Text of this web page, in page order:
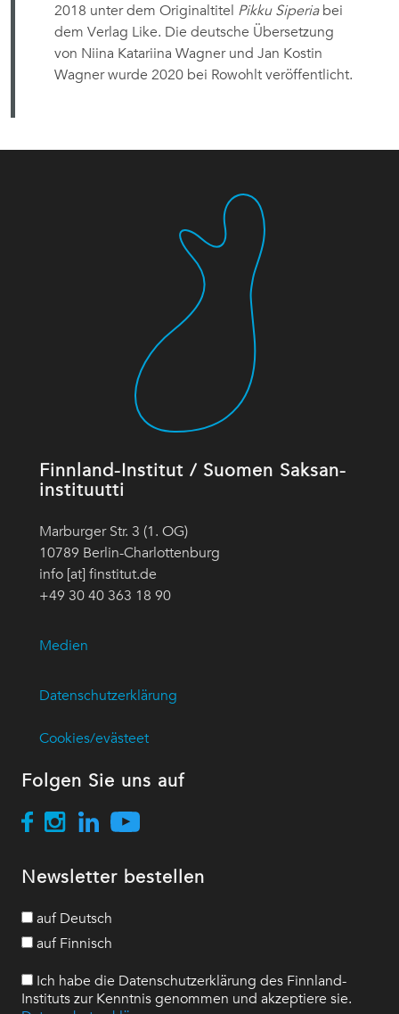
2018 unter dem Originaltitel Pikku Siperiabei
dem Verlag Like. Die deutsche Übersetzung
von Niina Katariina Wagner und Jan Kostin
Wagner wurde 2020 bei Rowohlt veröffentlicht.
Finnland-Institut / Suomen Saksan-
instituutti
Marburger Str. 3 (1. OG)
10789 Berlin-Charlottenburg
info [at] finstitut.de
+49 30 40 363 18 90
Medien
Datenschutzerklärung
Cookies/evästeet
Folgen Sie uns auf
Newsletter bestellen
auf Deutsch
auf Finnisch
Ich habe die Datenschutzerklärung des Finnland-
Instituts zur Kenntnis genommen und akzeptiere sie.